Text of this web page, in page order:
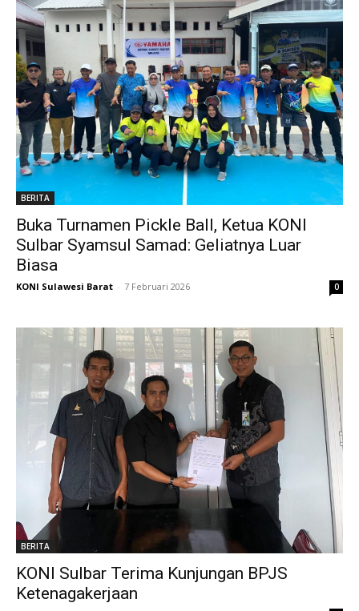
BERITA
Buka Turnamen Pickle Ball, Ketua KONI
Sulbar Syamsul Samad: Geliatnya Luar
Biasa
KONI Sulawesi Barat - 7 Februari 2026 0
BERITA
KONI Sulbar Terima Kunjungan BPJS
Ketenagakerjaan